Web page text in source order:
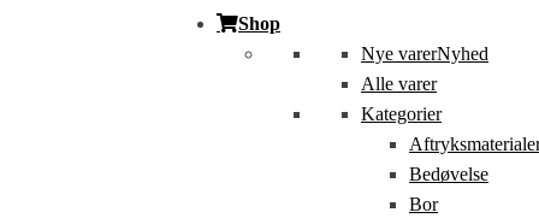
Shop
Nye varerNyhed
Alle varer
Kategorier
Bedøvelse
Bor